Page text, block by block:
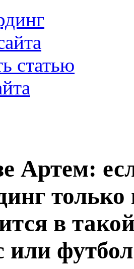
статью
Артем:
в
или